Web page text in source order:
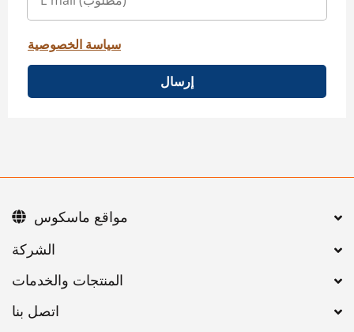
سياسة الخصوصية
إرسال
اتصل بنا
مواقع ماسكوس